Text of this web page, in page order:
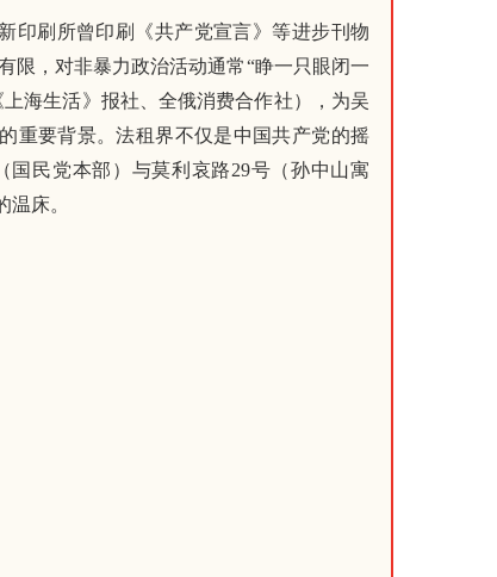
印刷所曾印刷《共产党宣言》等进步刊物
限，对非暴力政治活动通常“睁一只眼闭一
海生活》报社、全俄消费合作社），为吴
重要背景。法租界不仅是中国共产党的摇
民党本部）与莫利哀路29号（孙中山寓
床。